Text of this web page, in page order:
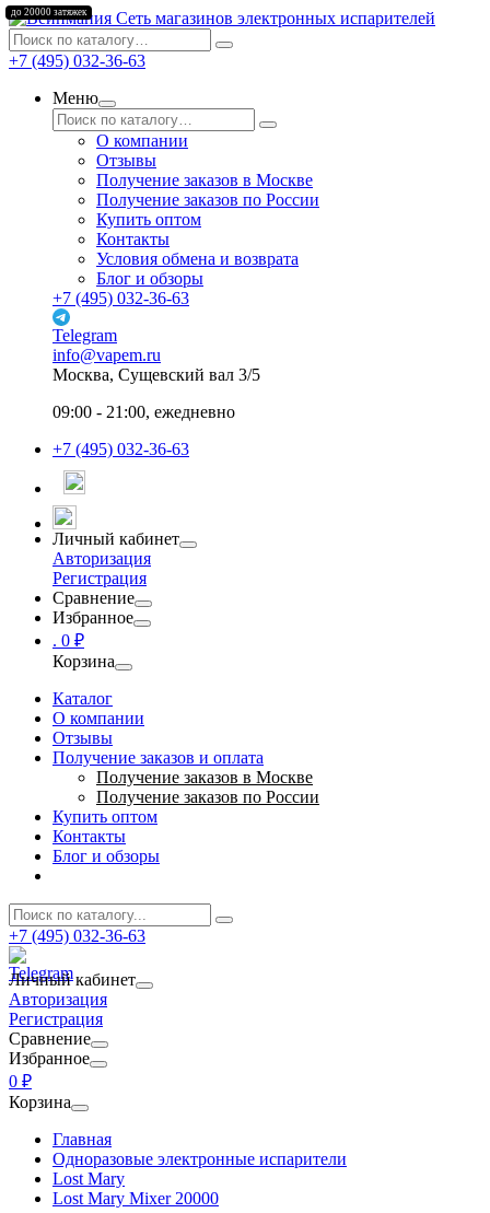
Сеть магазинов электронных испарителей
+7 (495) 032-36-63
Меню
О компании
Отзывы
Получение заказов в Москве
Получение заказов по России
Купить оптом
Контакты
Условия обмена и возврата
Блог и обзоры
+7 (495) 032-36-63
Telegram
info@vapem.ru
Москва, Сущевский вал 3/5
09:00 - 21:00, ежедневно
+7 (495) 032-36-63
Личный кабинет
Авторизация
Регистрация
Сравнение
Избранное
. 0 ₽
Корзина
Каталог
О компании
Отзывы
Получение заказов и оплата
Получение заказов в Москве
Получение заказов по России
Купить оптом
Контакты
Блог и обзоры
+7 (495) 032-36-63
Личный кабинет
Авторизация
Регистрация
Сравнение
Избранное
0 ₽
Корзина
Главная
Одноразовые электронные испарители
Lost Mary
Lost Mary Mixer 20000
до 20000 затяжек